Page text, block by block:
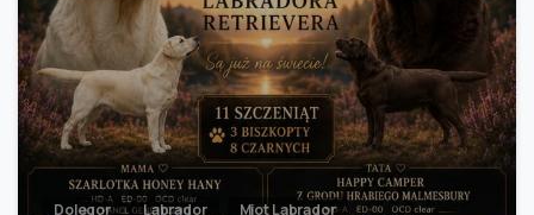
Dolegor Labrador Miot Labrador